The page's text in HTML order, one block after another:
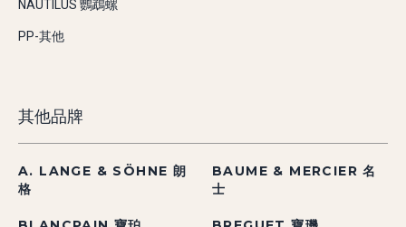
NAUTILUS 鸚鵡螺
PP-其他
其他品牌
A. LANGE & SÖHNE 朗
格
BAUME & MERCIER 名
士